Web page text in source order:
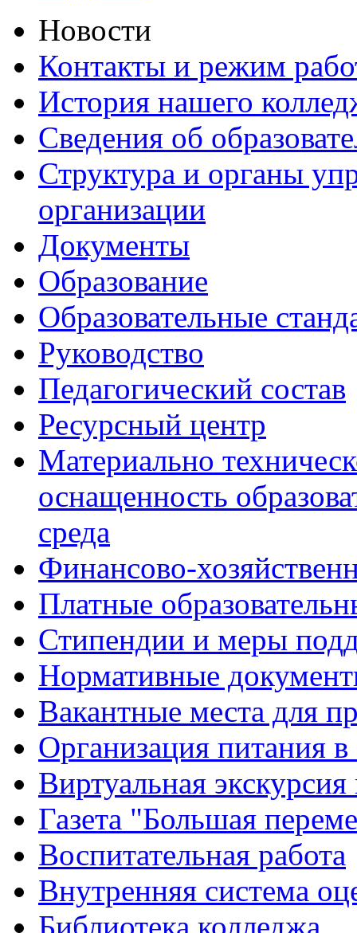
Новости
Контакты и режим
История нашего
Сведения об
Структура и органы
организации
Документы
Образование
Образовательные
Руководство
Педагогический состав
Ресурсный центр
Материально
оснащенность
среда
Финансово-
Платные
Стипендии и меры
Нормативные
Вакантные места для
Организация питания в
Виртуальная
Газета "Большая
Воспитательная работа
Внутренняя система